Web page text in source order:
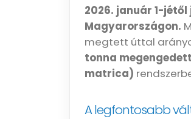
2026. január 1-
Magyarországon.
megtett úttal
tonna
matrica)
A legfontosabb